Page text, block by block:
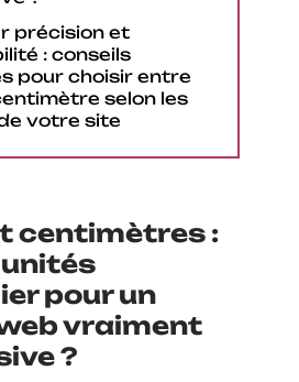
précision et
: conseils
pour choisir entre
selon les
votre site
centimètres :
pour un
vraiment
?